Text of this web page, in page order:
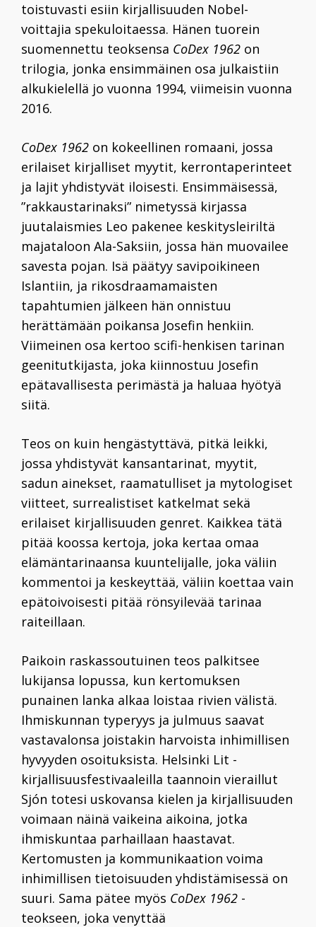
toistuvasti esiin kirjallisuuden Nobel-
voittajia spekuloitaessa. Hänen tuorein
suomennettu teoksensa CoDex 1962 on
trilogia, jonka ensimmäinen osa julkaistiin
alkukielellä jo vuonna 1994, viimeisin vuonna
2016.
CoDex 1962 on kokeellinen romaani, jossa
erilaiset kirjalliset myytit, kerrontaperinteet
ja lajit yhdistyvät iloisesti. Ensimmäisessä,
”rakkaustarinaksi” nimetyssä kirjassa
juutalaismies Leo pakenee keskitysleiriltä
majataloon Ala-Saksiin, jossa hän muovailee
savesta pojan. Isä päätyy savipoikineen
Islantiin, ja rikosdraamamaisten
tapahtumien jälkeen hän onnistuu
herättämään poikansa Josefin henkiin.
Viimeinen osa kertoo scifi-henkisen tarinan
geenitutkijasta, joka kiinnostuu Josefin
epätavallisesta perimästä ja haluaa hyötyä
siitä.
Teos on kuin hengästyttävä, pitkä leikki,
jossa yhdistyvät kansantarinat, myytit,
sadun ainekset, raamatulliset ja mytologiset
viitteet, surrealistiset katkelmat sekä
erilaiset kirjallisuuden genret. Kaikkea tätä
pitää koossa kertoja, joka kertaa omaa
elämäntarinaansa kuuntelijalle, joka väliin
kommentoi ja keskeyttää, väliin koettaa vain
epätoivoisesti pitää rönsyilevää tarinaa
raiteillaan.
Paikoin raskassoutuinen teos palkitsee
lukijansa lopussa, kun kertomuksen
punainen lanka alkaa loistaa rivien välistä.
Ihmiskunnan typeryys ja julmuus saavat
vastavalonsa joistakin harvoista inhimillisen
hyvyyden osoituksista. Helsinki Lit -
kirjallisuusfestivaaleilla taannoin vieraillut
Sjón totesi uskovansa kielen ja kirjallisuuden
voimaan näinä vaikeina aikoina, jotka
ihmiskuntaa parhaillaan haastavat.
Kertomusten ja kommunikaation voima
inhimillisen tietoisuuden yhdistämisessä on
suuri. Sama pätee myös CoDex 1962 -
teokseen, joka venyttää